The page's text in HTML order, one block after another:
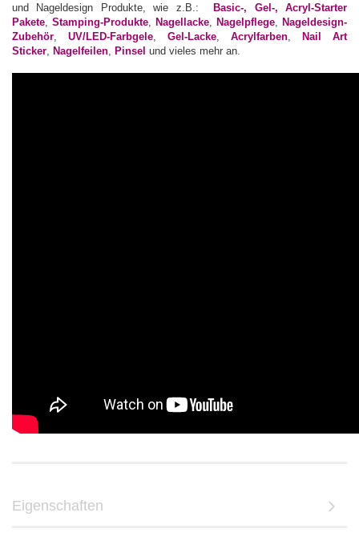
und Nageldesign Produkte, wie z.B.:Basic-, Gel-, Acryl-Starter
Pakete Stamping-Produkte Nagellacke Nagelpflege Nageldesign-
Zubehör
UV/LED-Farbgele Gel-Lacke Acrylfarben
Nail Art
Sticker Nagelfeilen Pinsel und vieles mehr an.
Eigenschaften